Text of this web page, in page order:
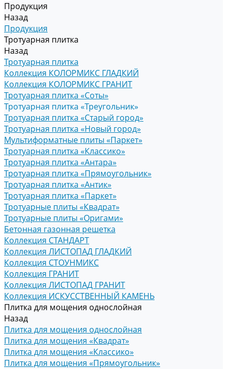
Продукция
Назад
Продукция
Тротуарная плитка
Назад
Тротуарная плитка
Коллекция КОЛОРМИКС ГЛАДКИЙ
Коллекция КОЛОРМИКС ГРАНИТ
Тротуарная плитка «Соты»
Тротуарная плитка «Треугольник»
Тротуарная плитка «Старый город»
Тротуарная плитка «Новый город»
Мультиформатные плиты «Паркет»
Тротуарная плитка «Классико»
Тротуарная плитка «Антара»
Тротуарная плитка «Прямоугольник»
Тротуарная плитка «Антик»
Тротуарная плитка «Паркет»
Тротуарные плиты «Квадрат»
Тротуарные плиты «Оригами»
Бетонная газонная решетка
Коллекция СТАНДАРТ
Коллекция ЛИСТОПАД ГЛАДКИЙ
Коллекция СТОУНМИКС
Коллекция ГРАНИТ
Коллекция ЛИСТОПАД ГРАНИТ
Коллекция ИСКУССТВЕННЫЙ КАМЕНЬ
Плитка для мощения однослойная
Назад
Плитка для мощения однослойная
Плитка для мощения «Квадрат»
Плитка для мощения «Классико»
Плитка для мощения «Прямоугольник»